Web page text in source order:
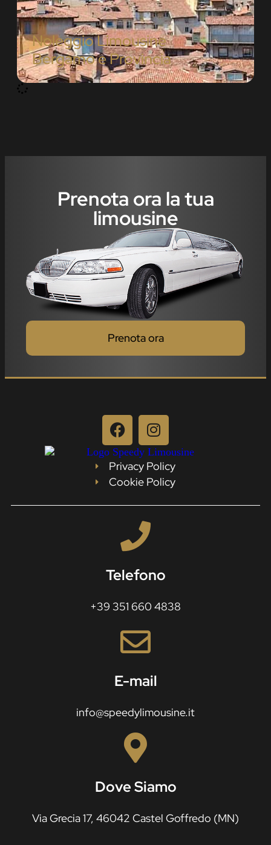
Noleggio Limousine
Bergamo e Provincia
Prenota ora la tua
limousine
Prenota ora
Privacy Policy
Cookie Policy
Telefono
+39 351 660 4838
E-mail
info@speedylimousine.it
Dove Siamo
Via Grecia 17, 46042 Castel Goffredo (MN)